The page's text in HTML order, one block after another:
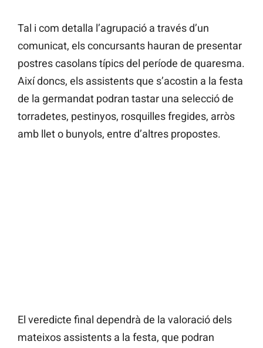
Tal i com detalla l’agrupació a través d’un
comunicat, els concursants hauran de presentar
postres casolans típics del període de quaresma.
Així doncs, els assistents que s’acostin a la festa
de la germandat podran tastar una selecció de
torradetes, pestinyos, rosquilles fregides, arròs
amb llet o bunyols, entre d’altres propostes.
El veredicte final dependrà de la valoració dels
mateixos assistents a la festa, que podran